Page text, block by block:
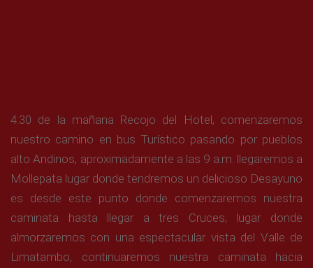
4:30 de la mañana Recojo del Hotel, comenzaremos
nuestro camino en bus Turístico pasando por pueblos
alto Andinos, aproximadamente a las 9 a.m. llegaremos a
Mollepata lugar donde tendremos un delicioso Desayuno
es desde este punto donde comenzaremos nuestra
caminata hasta llegar a tres Cruces, lugar donde
almorzaremos con una espectacular vista del Valle de
Limatambo, continuaremos nuestra caminata hacia